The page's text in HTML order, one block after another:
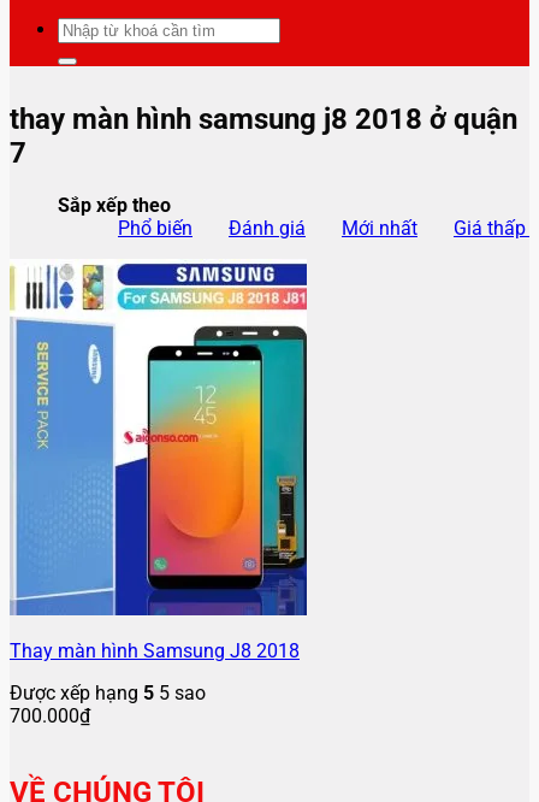
Tìm
kiếm:
thay màn hình samsung j8 2018 ở quận
7
Sắp xếp theo
Phổ biến
Đánh giá Mới nhất Giá thấp
Thay màn hình Samsung J8 2018
Được xếp hạng 5 5 sao
700.000₫
VỀ CHÚNG TÔI